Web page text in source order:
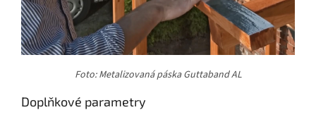
Foto: Metalizovaná páska Guttaband AL
Doplňkové parametry